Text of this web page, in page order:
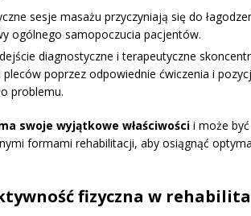
sesje masażu przyczyniają się do
ogólnego samopoczucia pacjentów.
diagnostyczne i terapeutyczne
poprzez odpowiednie ćwiczenia i
problemu.
swoje wyjątkowe właściwości i może
formami rehabilitacji, aby osiągnąć
fizyczna w